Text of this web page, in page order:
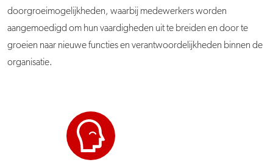
doorgroeimogelijkheden, waarbij medewerkers worden
aangemoedigd om hun vaardigheden uit te breiden en door te
groeien naar nieuwe functies en verantwoordelijkheden binnen de
organisatie.